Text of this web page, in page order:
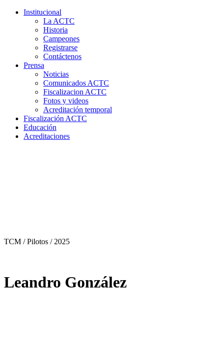
Institucional
La ACTC
Historia
Campeones
Registrarse
Contáctenos
Prensa
Noticias
Comunicados ACTC
Fiscalizacion ACTC
Fotos y videos
Acreditación temporal
Fiscalización ACTC
Educación
Acreditaciones
TCM / Pilotos / 2025
Leandro González